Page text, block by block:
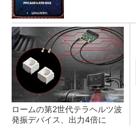
ロームの第2世代テラヘルツ波
発振デバイス、出力4倍に